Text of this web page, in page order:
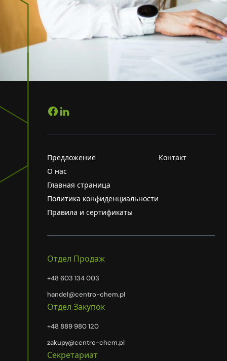
Предложение
О нас
Главная страница
Политика конфиденциальности
Правила и сертификаты
Контакт
Отдел Продаж
+48 603 134 003
handel@centro-chem.pl
Отдел Закупок
+48 889 980 120
zakupy@centro-chem.pl
Секретариат